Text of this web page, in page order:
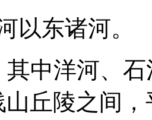
以东诸河。
其中洋河、
山丘陵之间